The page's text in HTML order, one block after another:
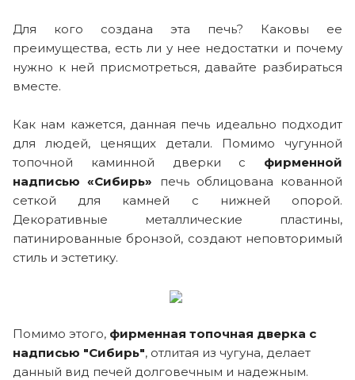
Для кого создана эта печь? Каковы ее
преимущества, есть ли у нее недостатки и почему
нужно к ней присмотреться, давайте разбираться
вместе.
Как нам кажется, данная печь идеально подходит
для людей, ценящих детали. Помимо чугунной
топочной каминной дверки с фирменной
надписью «Сибирь» печь облицована кованной
сеткой для камней с нижней опорой.
Декоративные металлические пластины,
патинированные бронзой, создают неповторимый
стиль и эстетику.
Помимо этого, фирменная топочная дверка с
надписью "Сибирь", отлитая из чугуна, делает
данный вид печей долговечным и надежным.